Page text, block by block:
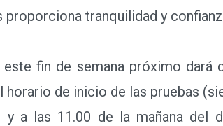
tranquilidad y
fin de semana próximo dará
horario de inicio de las pruebas
a las 11.00 de la mañana del